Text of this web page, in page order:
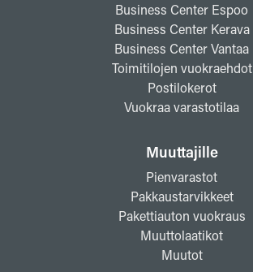
Business Center Espoo
Business Center Kerava
Business Center Vantaa
Toimitilojen vuokraehdot
Postilokerot
Vuokraa varastotilaa
Muuttajille
Pienvarastot
Pakkaustarvikkeet
Pakettiauton vuokraus
Muuttolaatikot
Muutot